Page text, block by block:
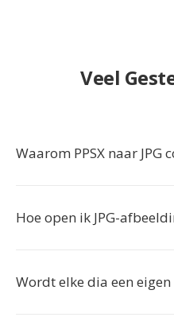
Veel
Waarom PPSX naar JPG
Hoe open ik JPG-
Wordt elke dia een